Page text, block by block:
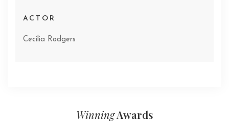
ACTOR
Cecilia Rodgers
WinningAwards